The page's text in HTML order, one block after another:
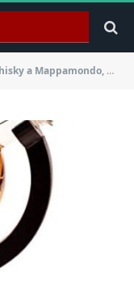
Ermetico, Bottiglia in Vetro con Incisione Mappa Geografica, Accessori Casa